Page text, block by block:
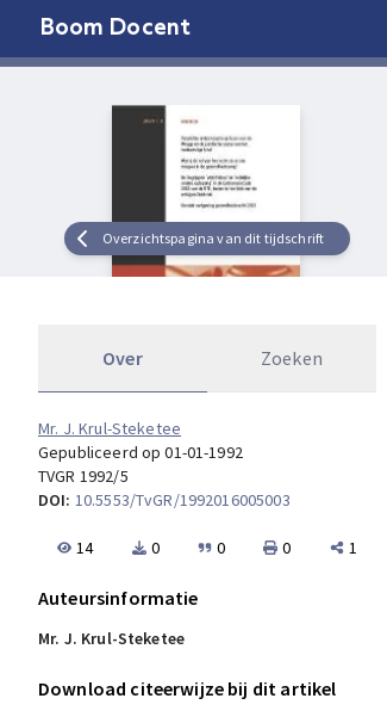
Boom Docent
Overzichtspagina van dit tijdschrift
Over Zoeken
Mr. J. Krul-Steketee
Gepubliceerd op 01-01-1992
TVGR 1992/5
DOI: 10.5553/TvGR/1992016005003
14 0 0 0 1
Auteursinformatie
Mr. J. Krul-Steketee
Download citeerwijze bij dit artikel